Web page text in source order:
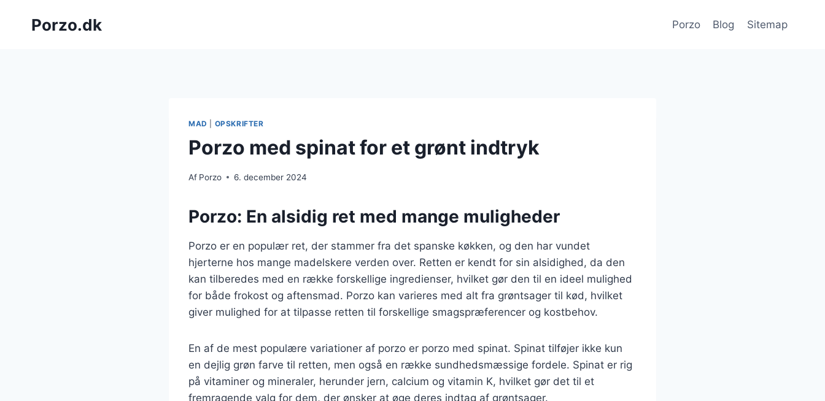
Porzo.dk Porzo Blog Sitemap
MAD OPSKRIFTER
Porzo med spinat for et grønt indtryk
Af Porzo 6. december 2024
Porzo: En alsidig ret med mange muligheder
Porzo er en populær ret, der stammer fra det spanske køkken, og den har vundet
hjerterne hos mange madelskere verden over. Retten er kendt for sin alsidighed, da den
kan tilberedes med en række forskellige ingredienser, hvilket gør den til en ideel mulighed
for både frokost og aftensmad. Porzo kan varieres med alt fra grøntsager til kød, hvilket
giver mulighed for at tilpasse retten til forskellige smagspræferencer og kostbehov.
En af de mest populære variationer af porzo er porzo med spinat. Spinat tilføjer ikke kun
en dejlig grøn farve til retten, men også en række sundhedsmæssige fordele. Spinat er rig
på vitaminer og mineraler, herunder jern, calcium og vitamin K, hvilket gør det til et
fremragende valg for dem, der ønsker at øge deres indtag af grøntsager.